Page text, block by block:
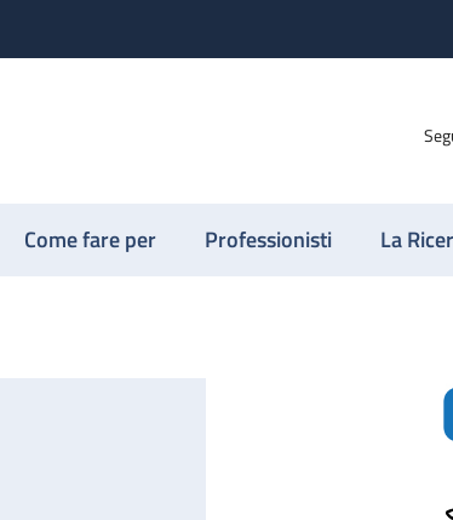
Come fare per Professionisti La